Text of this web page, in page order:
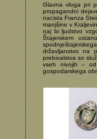
Glavna vloga pri
propagandni
nacista Franza
manjšine v
naj bi ljudstvo
Štajerskem
državljanstvo na
prebivalstva so
vseh nivojih –
gospodarskega